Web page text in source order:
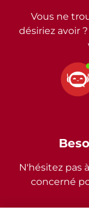
Vous ne
désiriez avoir
N'hésitez pas
concerné